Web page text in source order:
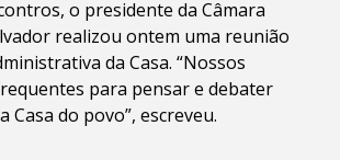
o presidente da Câmara
realizou ontem uma reunião
da Casa. “Nossos
para pensar e debater
Casa do povo”, escreveu.